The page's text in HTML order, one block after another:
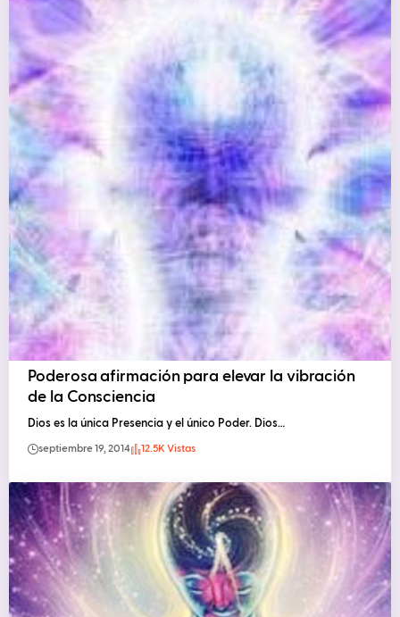
Poderosa afirmación para elevar la vibración
de la Consciencia
Dios es la única Presencia y el único Poder. Dios…
septiembre 19, 2014 12.5K Vistas